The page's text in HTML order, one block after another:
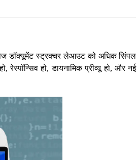
डॉक्यूमेंट स्ट्रक्चर लेआउट को अधिक सिंपल
हो, डायनामिक प्रीव्यू हो, और नई